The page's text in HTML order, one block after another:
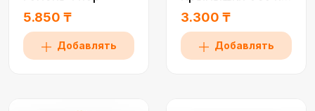
5.850 ₸
Добавлять
3.300 ₸
Добавлять